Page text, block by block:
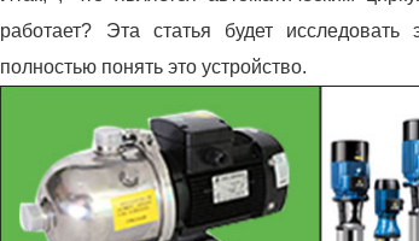
работает? Эта статья будет
полностью понять это устройство.